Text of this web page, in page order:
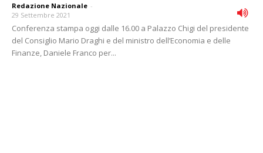
Redazione Nazionale -
29 Settembre 2021
Conferenza stampa oggi dalle 16.00 a Palazzo Chigi del presidente
del Consiglio Mario Draghi e del ministro dell’Economia e delle
Finanze, Daniele Franco per...